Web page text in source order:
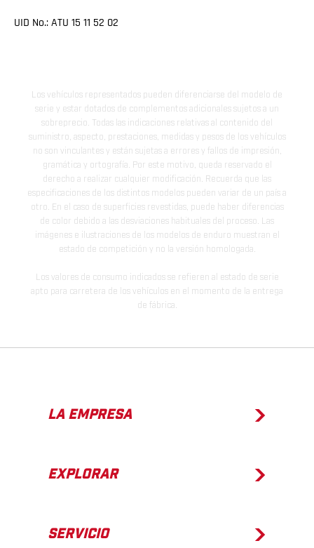
UID No.: ATU 15 11 52 02
Los vehículos representados pueden diferenciarse del modelo de
serie y estar dotados de complementos adicionales sujetos a un
sobreprecio. Todas las indicaciones relativas al contenido del
suministro, aspecto, prestaciones, medidas y pesos de los vehículos
no son vinculantes y están sujetas a errores y fallos de impresión,
gramática y ortografía. Por este motivo, queda reservado el
derecho a realizar cualquier modificación. Recuerda que las
especificaciones de los distintos modelos pueden variar de un país a
otro. En el caso de superficies revestidas, puede haber diferencias
de color debido a las desviaciones habituales del proceso. Las
imágenes e ilustraciones de los modelos de enduro muestran el
estado de competición y no la versión homologada.
Los valores de consumo indicados se refieren al estado de serie
apto para carretera de los vehículos en el momento de la entrega
de fábrica.
LA EMPRESA
EXPLORAR
SERVICIO